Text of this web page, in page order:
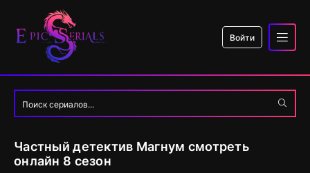
Войти
Частный детектив Магнум смотреть
онлайн 8 сезон